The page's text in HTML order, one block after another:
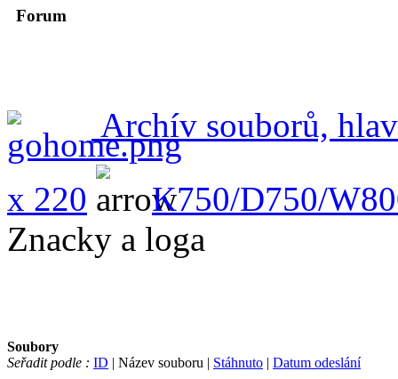
Forum
Archív souborů,
x 220
K750/D750/
Znacky a loga
Soubory
Seřadit podle : ID | Název souboru | Stáhnuto | Datum odeslání